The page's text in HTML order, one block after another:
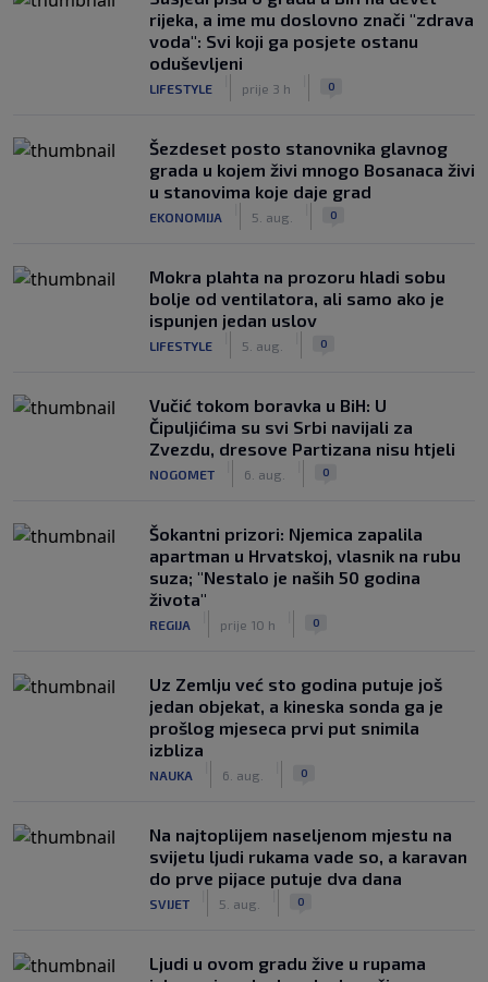
rijeka, a ime mu doslovno znači "zdrava
voda": Svi koji ga posjete ostanu
oduševljeni
LIFESTYLE prije 3 h 0
Šezdeset posto stanovnika glavnog
grada u kojem živi mnogo Bosanaca živi
u stanovima koje daje grad
EKONOMIJA 5. aug. 0
Mokra plahta na prozoru hladi sobu
bolje od ventilatora, ali samo ako je
ispunjen jedan uslov
LIFESTYLE 5. aug. 0
Vučić tokom boravka u BiH: U
Čipuljićima su svi Srbi navijali za
Zvezdu, dresove Partizana nisu htjeli
NOGOMET 6. aug. 0
Šokantni prizori: Njemica zapalila
apartman u Hrvatskoj, vlasnik na rubu
suza; "Nestalo je naših 50 godina
života"
REGIJA prije 10 h 0
Uz Zemlju već sto godina putuje još
jedan objekat, a kineska sonda ga je
prošlog mjeseca prvi put snimila
izbliza
NAUKA 6. aug. 0
Na najtoplijem naseljenom mjestu na
svijetu ljudi rukama vade so, a karavan
do prve pijace putuje dva dana
SVIJET 5. aug. 0
Ljudi u ovom gradu žive u rupama